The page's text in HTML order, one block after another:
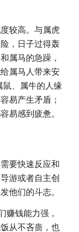
较高。与属虎
，日子过得轰
属马的急躁，
属马人带来安
鼠、属牛的人缘
易产生矛盾；
易感到疲惫。
要快速反应和
游或者自主创
他们的斗志。
赚钱能力强，
从不吝啬，也